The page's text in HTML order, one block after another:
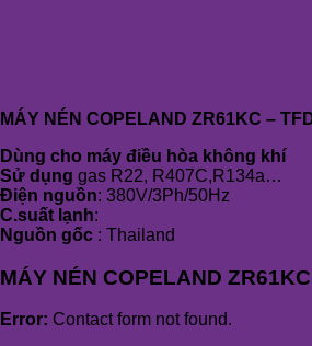
MÁY NÉN COPELAND ZR61KC –
Dùng cho máy điều hòa không khí
Sử dụng gas R22, R407C,R134a…
Điện nguồn: 380V/3Ph/50Hz
C.suất lạnh:
Nguồn gốc : Thailand
MÁY NÉN COPELAND
Error: Contact form not found.